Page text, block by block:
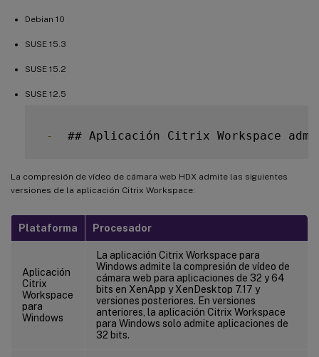
Debian 10
SUSE 15.3
SUSE 15.2
SUSE 12.5
-
La compresión de vídeo de cámara web HDX admite las siguientes
versiones de la aplicación Citrix Workspace:
Plataforma Procesador
Aplicación
Citrix
Workspace
para
Windows
La aplicación Citrix Workspace para
Windows admite la compresión de vídeo de
cámara web para aplicaciones de 32 y 64
bits en XenApp y XenDesktop 7.17 y
versiones posteriores. En versiones
anteriores, la aplicación Citrix Workspace
para Windows solo admite aplicaciones de
32 bits.